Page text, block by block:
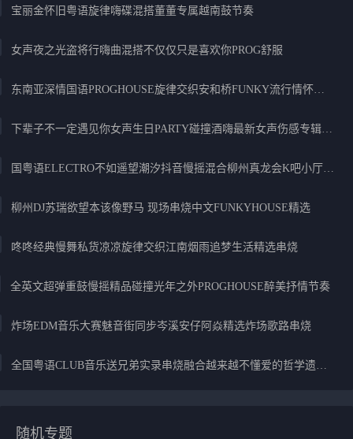
宝丽金怀旧粤语旋律嗨碟混搭董董专属越南鼓节奏
女声夜之光盗将行嗨曲混搭不仅仅只是喜欢你PROG舒服
东南亚深情国语PROGHOUSE旋律交织安和桥FUNKY流行情怀串烧
下辈子不一定遇见你女声生日PARTY碰撞酒嗨最新女声伤感专辑实录
国粤语ELECTRO不如遥望潮汐抖音慢摇混合柳州真龙会K吧小厅小康混音
柳州DJ苏瑞欲望本该像野马 现场串烧中文FUNKYHOUSE精选
咚咚经典慢舞私货凉凉旋律交织江南烟雨追梦生活精选串烧
全英文超弹重鼓慢摇精品碰撞光年之外PROGHOUSE醉美抒情节奏
炸场EDM音乐大赛魅音街同步岑溪安仔阿焱精选炸场歌路串烧
全国粤语CLUB音乐送兄弟实录串烧融合越来越不懂爱的哲学遗憾专辑
随机专题